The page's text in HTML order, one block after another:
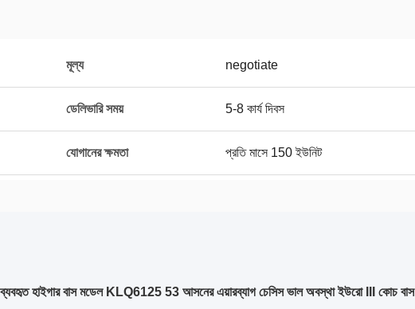
মূল্য negotiate
ডেলিভারি সময় 5-8 কার্য দিবস
যোগানের ক্ষমতা প্রতি মাসে 150 ইউনিট
ব্যবহৃত হাইগার বাস মডেল KLQ6125 53 আসনের এয়ারব্যাগ চেসিস ভাল অবস্থা ইউরো III কোচ বাস